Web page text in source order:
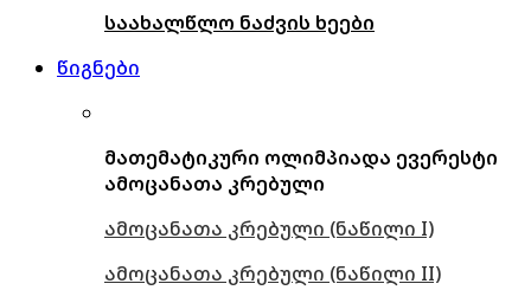
საახალწლო ნაძვის ხეები
წიგნები
მათემატიკური ოლიმპიადა ევერესტი
ამოცანათა კრებული
ამოცანათა კრებული (ნაწილი I)
ამოცანათა კრებული (ნაწილი II)